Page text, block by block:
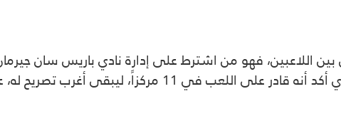
بين اللاعبين، فهو من اشترط على إدارة نادي باريس سان
فيديو أثار ضجة في العالم، وهو الذي أكد أنه